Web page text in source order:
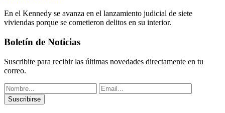
En el Kennedy se avanza en el lanzamiento judicial de siete
viviendas porque se cometieron delitos en su interior.
Boletín de Noticias
Suscribite para recibir las últimas novedades directamente en tu
correo.
Suscribirse